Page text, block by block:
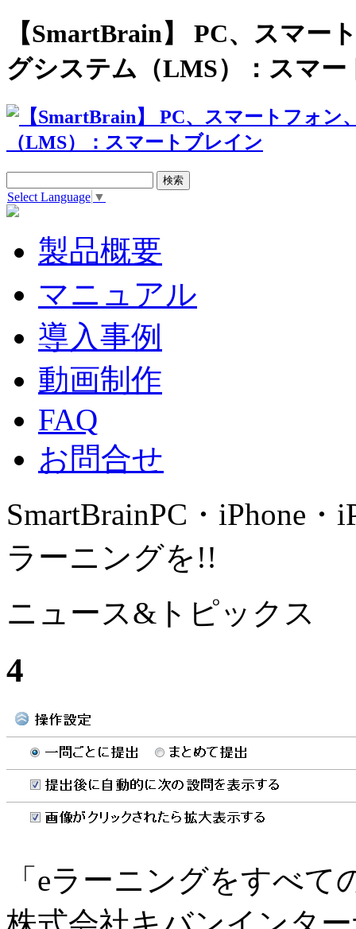
【SmartBrain】 PC、スマー
グシステム（LMS）：スマー
Select Language ▼
製品概要
マニュアル
導入事例
動画制作
FAQ
お問合せ
SmartBrainPC・iPhone・
ラーニングを!!
ニュース&トピックス
4
「eラーニングをすべて